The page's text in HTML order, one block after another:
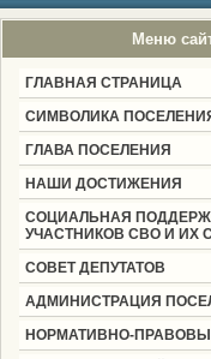
Меню
ГЛАВНАЯ СТРАНИЦА
СИМВОЛИКА
ГЛАВА ПОСЕЛЕНИЯ
НАШИ ДОСТИЖЕНИЯ
СОЦИАЛЬНАЯ
УЧАСТНИКОВ СВО И ИХ
СОВЕТ ДЕПУТАТОВ
АДМИНИСТРАЦИЯ
НОРМАТИВНО-